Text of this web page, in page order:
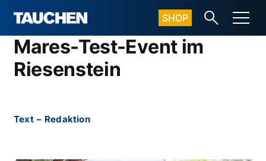
SHOP
Mares-Test-Event im
Riesenstein
Text – Redaktion